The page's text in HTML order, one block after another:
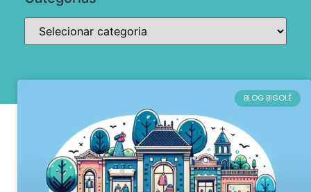
BLOG BIGOLÊ